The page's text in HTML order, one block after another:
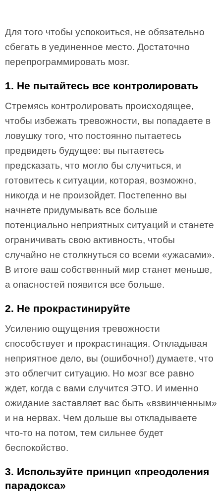
Для того чтобы успокоиться, не обязательно
сбегать в уединенное место. Достаточно
перепрограммировать мозг.
1. Не пытайтесь все контролировать
Стремясь контролировать происходящее,
чтобы избежать тревожности, вы попадаете в
ловушку того, что постоянно пытаетесь
предвидеть будущее: вы пытаетесь
предсказать, что могло бы случиться, и
готовитесь к ситуации, которая, возможно,
никогда и не произойдет. Постепенно вы
начнете придумывать все больше
потенциально неприятных ситуаций и станете
ограничивать свою активность, чтобы
случайно не столкнуться со всеми «ужасами».
В итоге ваш собственный мир станет меньше,
а опасностей появится все больше.
2. Не прокрастинируйте
Усилению ощущения тревожности
способствует и прокрастинация. Откладывая
неприятное дело, вы (ошибочно!) думаете, что
это облегчит ситуацию. Но мозг все равно
ждет, когда с вами случится ЭТО. И именно
ожидание заставляет вас быть «взвинченным»
и на нервах. Чем дольше вы откладываете
что-то на потом, тем сильнее будет
беспокойство.
3. Используйте принцип «преодоления
парадокса»